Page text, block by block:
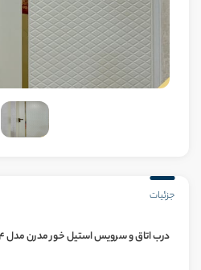
جزئیات
درب اتاق و سرویس استیل خور مدرن مدل m224